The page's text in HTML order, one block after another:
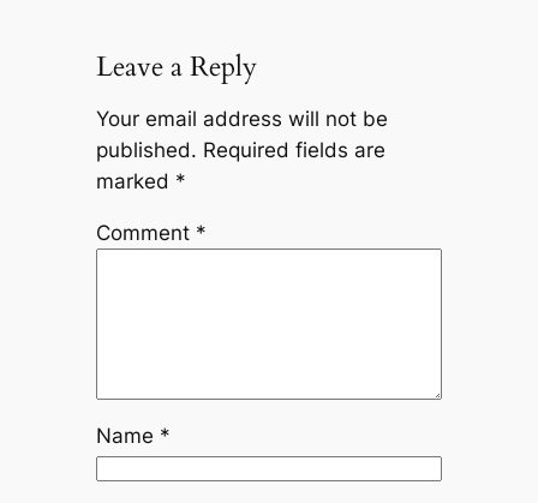
Leave a Reply
Your email address will not be
published. Required fields are
marked *
Comment *
Name *